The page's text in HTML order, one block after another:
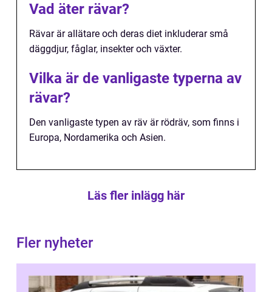
Vad äter rävar?
Rävar är allätare och deras diet inkluderar små
däggdjur, fåglar, insekter och växter.
Vilka är de vanligaste typerna av
rävar?
Den vanligaste typen av räv är rödräv, som finns i
Europa, Nordamerika och Asien.
Läs fler inlägg här
Fler nyheter